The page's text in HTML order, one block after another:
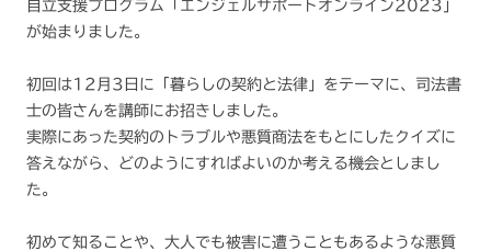
自立支援プログラム「エンジェルサポートオンライン2023」
が始まりました。
初回は12月3日に「暮らしの契約と法律」をテーマに、司法書
士の皆さんを講師にお招きしました。
実際にあった契約のトラブルや悪質商法をもとにしたクイズに
答えながら、どのようにすればよいのか考える機会としまし
た。
初めて知ることや、大人でも被害に遭うこともあるような悪質